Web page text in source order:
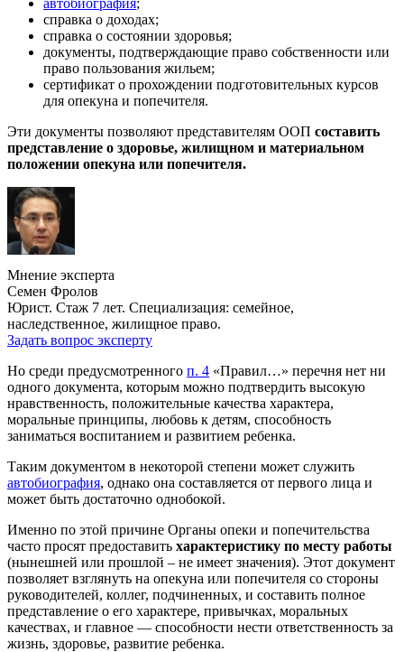
справка о доходах;
справка о состоянии здоровья;
документы, подтверждающие право собственности или
право пользования жильем;
сертификат о прохождении подготовительных курсов
для опекуна и попечителя.
Эти документы позволяют представителям ООП составить
представление о здоровье, жилищном и материальном
положении опекуна или попечителя.
Мнение эксперта
Семен Фролов
Юрист. Стаж 7 лет. Специализация: семейное,
наследственное, жилищное право.
Задать вопрос эксперту
Но среди предусмотренного п. 4 «Правил…» перечня нет ни
одного документа, которым можно подтвердить высокую
нравственность, положительные качества характера,
моральные принципы, любовь к детям, способность
заниматься воспитанием и развитием ребенка.
Таким документом в некоторой степени может служить
автобиография, однако она составляется от первого лица и
может быть достаточно однобокой.
Именно по этой причине Органы опеки и попечительства
часто просят предоставить характеристику по месту работы
(нынешней или прошлой – не имеет значения). Этот документ
позволяет взглянуть на опекуна или попечителя со стороны
руководителей, коллег, подчиненных, и составить полное
представление о его характере, привычках, моральных
качествах, и главное — способности нести ответственность за
жизнь, здоровье, развитие ребенка.